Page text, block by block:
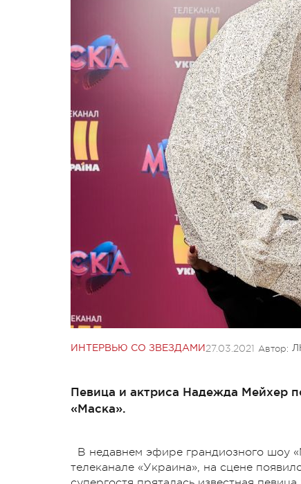
ИНТЕРВЬЮ СО ЗВЕЗДАМИ 27.03.2021 Автор:
Певица и актриса Надежда Мейхер
«Маска».
В недавнем эфире грандиозного шоу
телеканале «Украина», на сцене